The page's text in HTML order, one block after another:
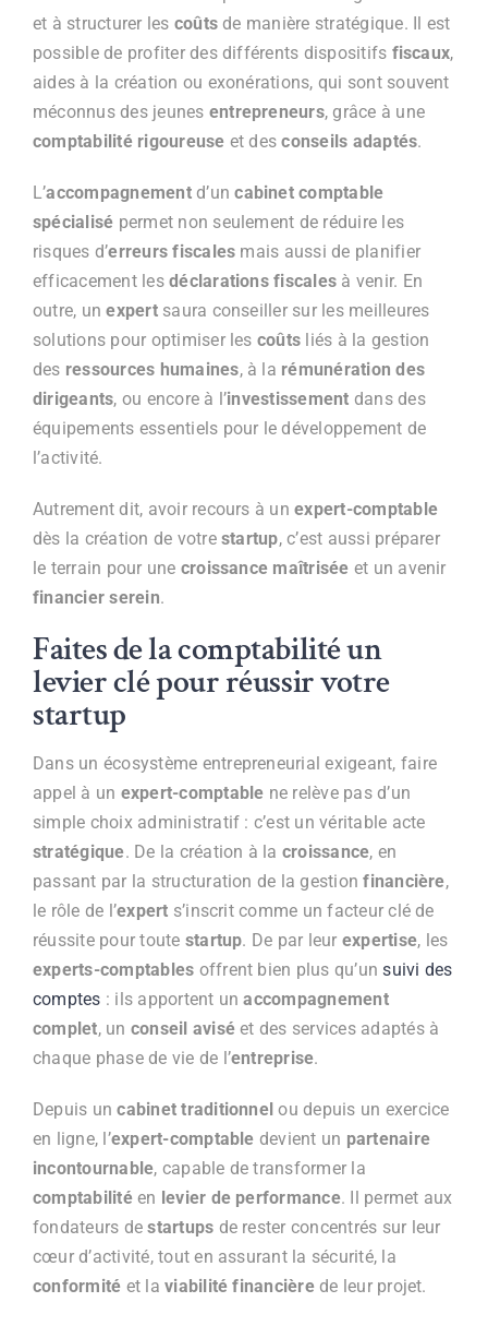
et à structurer les coûts de manière stratégique. Il est
possible de profiter des différents dispositifs fiscaux,
aides à la création ou exonérations, qui sont souvent
méconnus des jeunes entrepreneurs, grâce à une
comptabilité rigoureuse et desconseils adaptés.
L’accompagnementd’uncabinet comptable
spécialisé permet non seulement de réduire les
risques d’erreurs fiscales mais aussi de planifier
efficacement lesdéclarations fiscales à venir. En
outre, unexpertsaura conseiller sur les meilleures
solutions pour optimiser les coûts liés à la gestion
des ressources humaines, à la rémunération des
dirigeants, ou encore à l’investissement dans des
équipements essentiels pour le développement de
l’activité.
Autrement dit, avoir recours à unexpert-comptable
dès la création de votre startup, c’est aussi préparer
le terrain pour une croissance maîtrisée et un avenir
financier serein.
Faites de la comptabilité un
levier clé pour réussir votre
startup
Dans un écosystème entrepreneurial exigeant, faire
appel à un expert-comptable ne relève pas d’un
simple choix administratif : c’est un véritable acte
stratégique. De la création à la croissance, en
passant par la structuration de la gestionfinancière,
le rôle de l’expert s’inscrit comme un facteur clé de
réussite pour toute startup. De par leur expertise, les
experts-comptables offrent bien plus qu’unsuivi des
comptes : ils apportent unaccompagnement
complet, un conseil avisé et des services adaptés à
chaque phase de vie de l’entreprise.
Depuis uncabinet traditionnel ou depuis un exercice
en ligne, l’expert-comptable devient un partenaire
incontournable, capable de transformer la
comptabilitéen levier de performance. Il permet aux
fondateurs destartups de rester concentrés sur leur
cœur d’activité, tout en assurant la sécurité, la
conformité et laviabilité financièrede leur projet.